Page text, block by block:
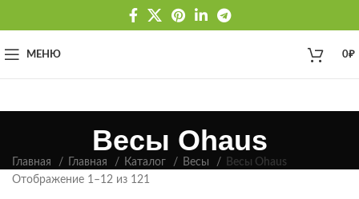
МЕНЮ 0₽
Весы Ohaus
Главная Главная Каталог Весы
Весы Ohaus
Отображение 1–12 из 121